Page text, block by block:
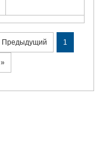
Предыдущий 1
»